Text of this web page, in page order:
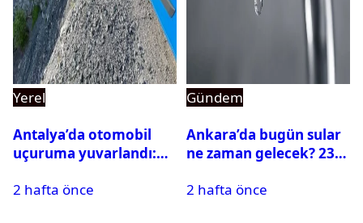
Yerel
Antalya’da otomobil
uçuruma yuvarlandı:
var
2 hafta önce
Gündem
Ankara’da bugün sular
ne zaman gelecek? 23
su kesintisi sorgulama
2 hafta önce